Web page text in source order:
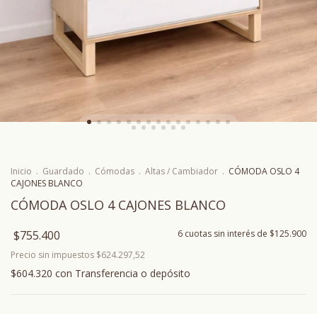
Inicio . Guardado . Cómodas . Altas / Cambiador . CÓMODA OSLO 4
CAJONES BLANCO
CÓMODA OSLO 4 CAJONES BLANCO
$755.400 6 cuotas sin interés de $125.900
Precio sin impuestos $624.297,52
$604.320 con Transferencia o depósito